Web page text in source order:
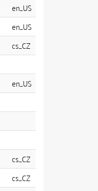
en_US
en_US
cs_CZ
en_US
cs_CZ
cs_CZ